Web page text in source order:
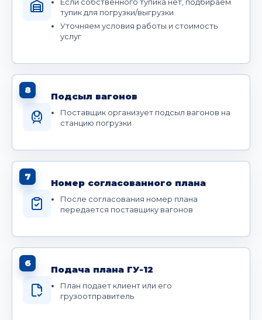
тупик для погрузки/выгрузки
Уточняем условия работы и стоимость
услуг
8
Подсыл вагонов
Поставщик организует подсыл вагонов на
станцию погрузки
7
Номер согласованного плана
После согласования номер плана
передается поставщику вагонов
6
Подача плана ГУ-12
План подает клиент или его
грузоотправитель